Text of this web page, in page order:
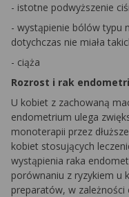
- istotne podwyższenie
- wystąpienie bólów typu
dotychczas nie miała
- ciąża
Rozrost i rak
U kobiet z zachowaną
endometrium ulega
monoterapii przez
kobiet stosujących
wystąpienia raka
porównaniu z ryzykiem u
preparatów, w zależności